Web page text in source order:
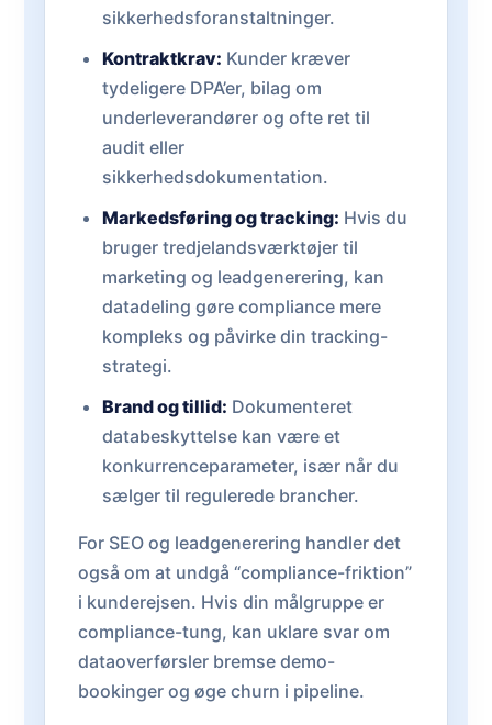
sikkerhedsforanstaltninger.
Kontraktkrav: Kunder kræver
tydeligere DPA’er, bilag om
underleverandører og ofte ret til
audit eller
sikkerhedsdokumentation.
Markedsføring og tracking: Hvis du
bruger tredjelandsværktøjer til
marketing og leadgenerering, kan
datadeling gøre compliance mere
kompleks og påvirke din tracking-
strategi.
Brand og tillid: Dokumenteret
databeskyttelse kan være et
konkurrenceparameter, især når du
sælger til regulerede brancher.
For SEO og leadgenerering handler det
også om at undgå “compliance-friktion”
i kunderejsen. Hvis din målgruppe er
compliance-tung, kan uklare svar om
dataoverførsler bremse demo-
bookinger og øge churn i pipeline.